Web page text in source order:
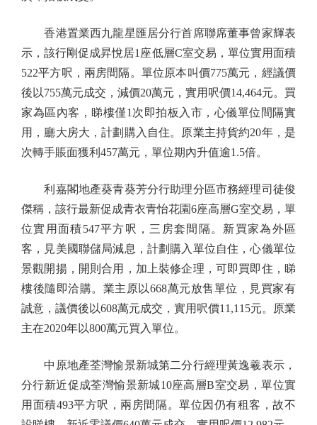
香港置業西九龍星匯居分行首席聯席董事曾家輝表
示，該行剛促成昇悅居1座低層C室交易，單位實用面積
522平方呎，兩房間隔。單位原本叫價775萬元，經議價
後以755萬元成交，減價20萬元，實用呎價14,464元。買
家為區內客，睇樓僅1次即拍板入市，心儀單位間隔實
用，廳大房大，計劃購入自住。原業主持貨約20年，是
次轉手賬面獲利457萬元，單位期內升值逾1.5倍。
利嘉閣地產葵青葵芳分行助理分區市務經理司徒俊
傑稱，該行最新促成青衣青怡花園6座高層G室交易，單
位實用面積547平方呎，三房套間隔。新買家為外區
客，見美國聯儲局減息，計劃購入單位自住，心儀單位
景觀開揚，開則合用，加上裝修企理，可即買即住，睇
樓後隨即洽購。業主原以668萬元放售單位，見買家有
誠意，議價後以608萬元成交，實用呎價11,115元。原業
主在2020年以800萬元買入單位。
中原地產荃灣愉景新城第二分行經理黃逸羲表示，
分行新近促成荃灣愉景新城10座高層B室交易，單位實
用面積493平方呎，兩房間隔。單位因仍有租客，故不